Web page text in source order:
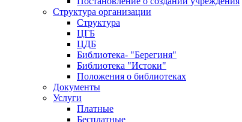
Структура организации
Структура
ЦГБ
ЦДБ
Библиотека- "Берегиня"
Библиотека "Истоки"
Положения о библиотеках
Документы
Услуги
Платные
Бесплатные